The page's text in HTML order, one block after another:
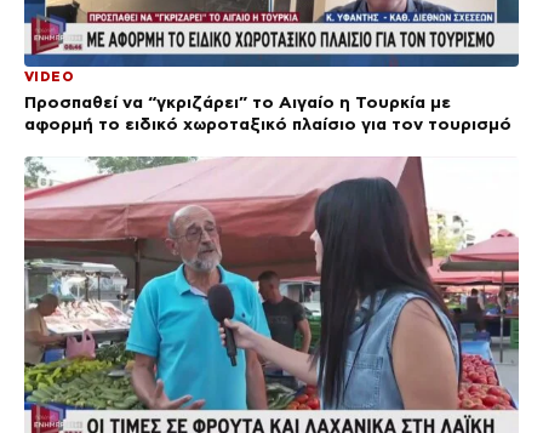
VIDEO
Προσπαθεί να “γκριζάρει” το Αιγαίο η Τουρκία με
αφορμή το ειδικό χωροταξικό πλαίσιο για τον τουρισμό